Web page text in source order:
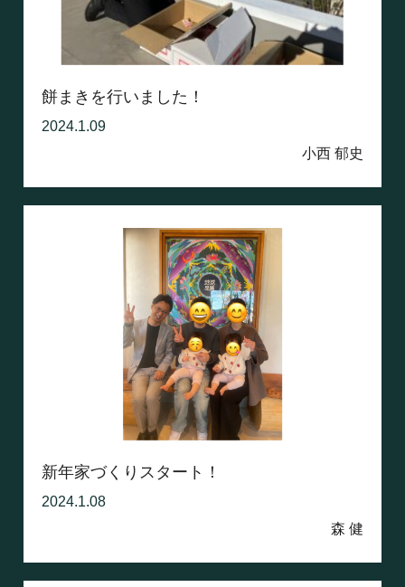
餅まきを行いました！
2024.1.09
小西 郁史
新年家づくりスタート！
2024.1.08
森 健